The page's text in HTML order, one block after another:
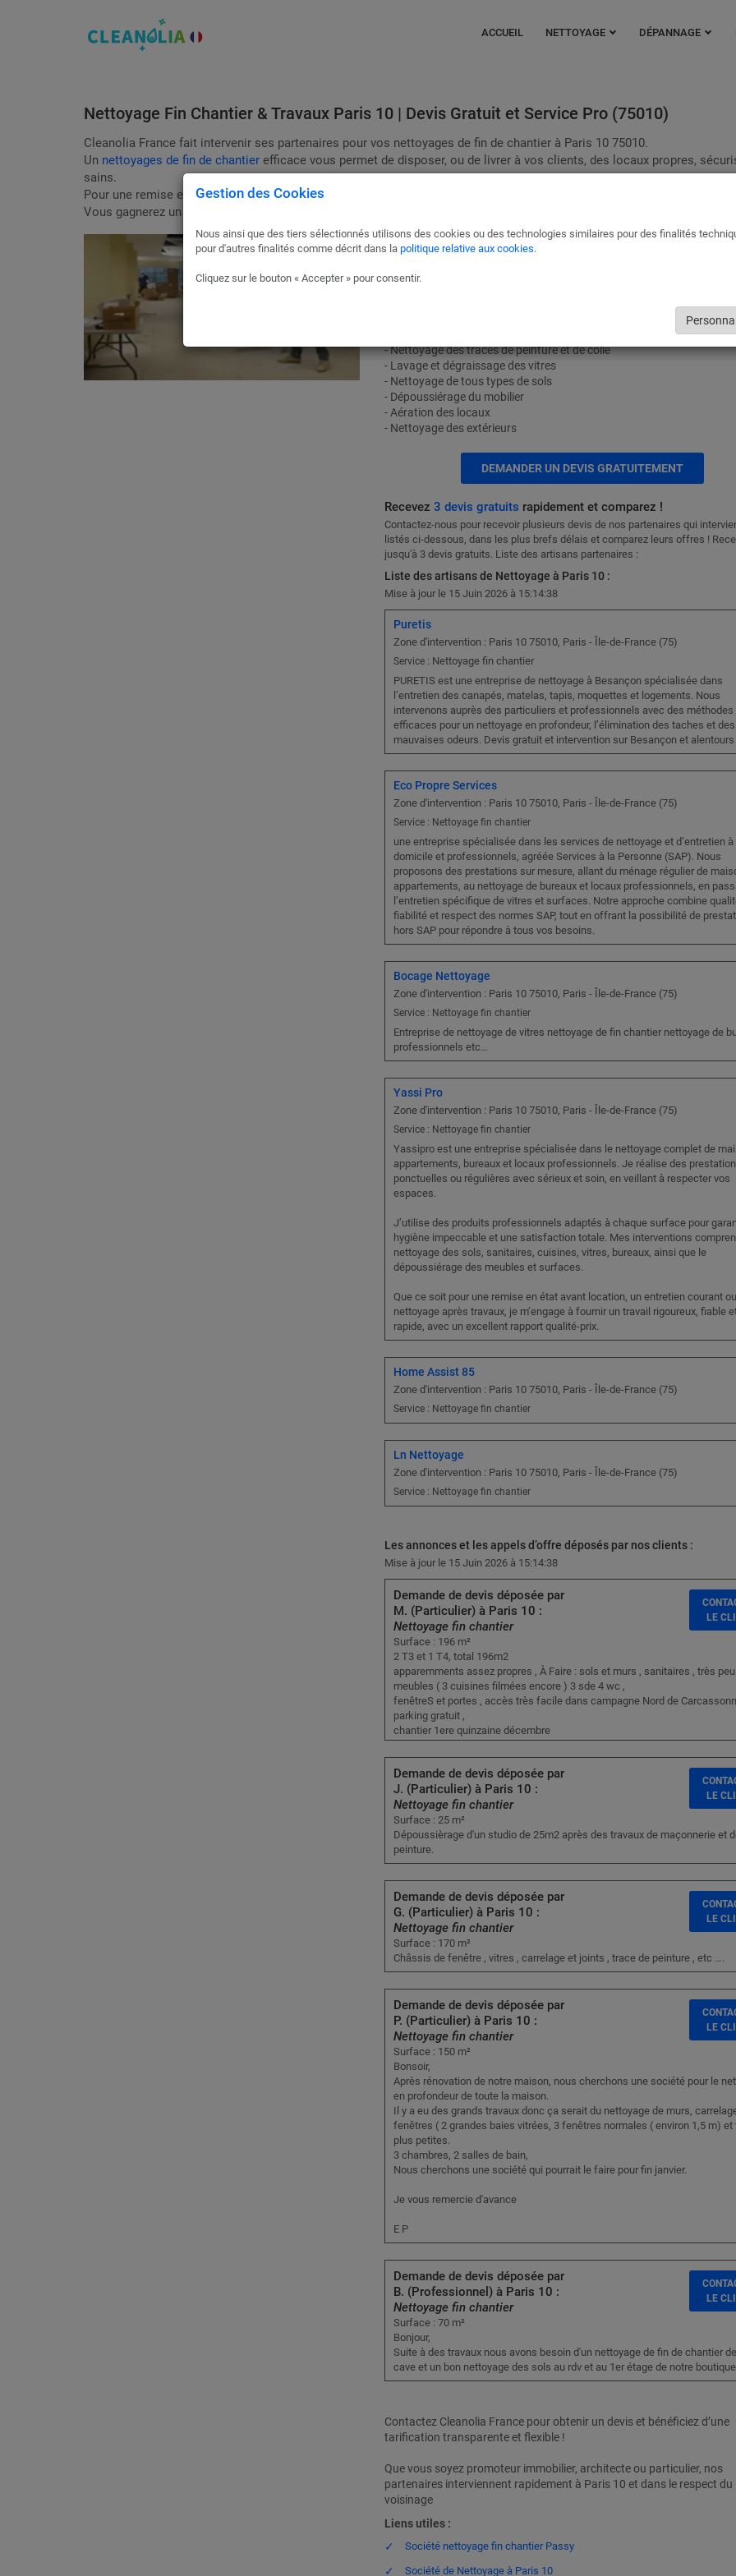
ACCUEIL NETTOYAGE DÉPANNAGE
Nettoyage Fin Chantier & Travaux Paris 10 | Devis Gratuit et Service Pro (75010)
Cleanolia France fait intervenir ses partenaires pour vos nettoyages de fin de chantier à Paris 10 75010.
Un nettoyages de fin de chantier efficace vous permet de disposer, ou de livrer à vos clients, des locaux propres,
sains.
Pour une remise en état efficace, passez par Cleanolia France !
Vous gagnerez un temps considérable et éviterez les erreurs qui pourraient être dommageables à votre bien.
Les prestations de nos partenaires à Paris 10 incluent
- Evacuation des résidus (sciures de bois, le bris de plâtre, gravats…)
- Nettoyage des traces de peinture et de colle
- Lavage et dégraissage des vitres
- Nettoyage de tous types de sols
- Dépoussiérage du mobilier
- Aération des locaux
- Nettoyage des extérieurs
DEMANDER UN DEVIS GRATUITEMENT
Recevez 3 devis gratuits rapidement et comparez !
Contactez-nous pour recevoir plusieurs devis de nos partenaires qui
listés ci-dessous, dans les plus brefs délais et comparez leurs offres !
jusqu'à 3 devis gratuits. Liste des artisans partenaires :
Liste des artisans de Nettoyage à Paris 10 :
Mise à jour le 15 Juin 2026 à 15:14:38
Puretis
Zone d'intervention : Paris 10 75010, Paris - Île-de-France (75)
Service : Nettoyage fin chantier
PURETIS est une entreprise de nettoyage à Besançon spécialisée dans
l’entretien des canapés, matelas, tapis, moquettes et logements. Nous
intervenons auprès des particuliers et professionnels avec des méthodes
efficaces pour un nettoyage en profondeur, l’élimination des taches et des
mauvaises odeurs. Devis gratuit et intervention sur Besançon et alentours
Eco Propre Services
Zone d'intervention : Paris 10 75010, Paris - Île-de-France (75)
Service : Nettoyage fin chantier
une entreprise spécialisée dans les services de nettoyage et d’entretien à
domicile et professionnels, agréée Services à la Personne (SAP). Nous
proposons des prestations sur mesure, allant du ménage régulier de
appartements, au nettoyage de bureaux et locaux professionnels, en
l’entretien spécifique de vitres et surfaces. Notre approche combine
fiabilité et respect des normes SAP, tout en offrant la possibilité de
hors SAP pour répondre à tous vos besoins.
Bocage Nettoyage
Zone d'intervention : Paris 10 75010, Paris - Île-de-France (75)
Service : Nettoyage fin chantier
Entreprise de nettoyage de vitres nettoyage de fin chantier nettoyage de
professionnels etc…
Yassi Pro
Zone d'intervention : Paris 10 75010, Paris - Île-de-France (75)
Service : Nettoyage fin chantier
Yassipro est une entreprise spécialisée dans le nettoyage complet de
appartements, bureaux et locaux professionnels. Je réalise des
ponctuelles ou régulières avec sérieux et soin, en veillant à respecter vos
espaces.
J’utilise des produits professionnels adaptés à chaque surface pour
hygiène impeccable et une satisfaction totale. Mes interventions
nettoyage des sols, sanitaires, cuisines, vitres, bureaux, ainsi que le
dépoussiérage des meubles et surfaces.
Que ce soit pour une remise en état avant location, un entretien courant
nettoyage après travaux, je m’engage à fournir un travail rigoureux, fiable
rapide, avec un excellent rapport qualité-prix.
Home Assist 85
Zone d'intervention : Paris 10 75010, Paris - Île-de-France (75)
Service : Nettoyage fin chantier
Ln Nettoyage
Zone d'intervention : Paris 10 75010, Paris - Île-de-France (75)
Service : Nettoyage fin chantier
Les annonces et les appels d’offre déposés par nos clients :
Mise à jour le 15 Juin 2026 à 15:14:38
Demande de devis déposée par
M. (Particulier) à Paris 10 :
Nettoyage fin chantier
Surface : 196 m²
2 T3 et 1 T4, total 196m2
apparemments assez propres , À Faire : sols et murs , sanitaires , très
meubles ( 3 cuisines filmées encore ) 3 sde 4 wc ,
fenêtreS et portes , accès très facile dans campagne Nord de
parking gratuit ,
chantier 1ere quinzaine décembre
LE
Demande de devis déposée par
J. (Particulier) à Paris 10 :
Nettoyage fin chantier
Surface : 25 m²
Dépoussièrage d'un studio de 25m2 après des travaux de maçonnerie et
peinture.
LE
Demande de devis déposée par
G. (Particulier) à Paris 10 :
Nettoyage fin chantier
Surface : 170 m²
Châssis de fenêtre , vitres , carrelage et joints , trace de peinture , etc ….
LE
Demande de devis déposée par
P. (Particulier) à Paris 10 :
Nettoyage fin chantier
Surface : 150 m²
Bonsoir,
Après rénovation de notre maison, nous cherchons une société pour le
en profondeur de toute la maison.
Il y a eu des grands travaux donc ça serait du nettoyage de murs,
fenêtres ( 2 grandes baies vitrées, 3 fenêtres normales ( environ 1,5 m) et
plus petites.
3 chambres, 2 salles de bain,
Nous cherchons une société qui pourrait le faire pour fin janvier.
Je vous remercie d'avance
E P
LE
Demande de devis déposée par
B. (Professionnel) à Paris 10 :
Nettoyage fin chantier
Surface : 70 m²
Bonjour,
Suite à des travaux nous avons besoin d'un nettoyage de fin de chantier
cave et un bon nettoyage des sols au rdv et au 1er étage de notre
LE
Contactez Cleanolia France pour obtenir un devis et bénéficiez d’une
tarification transparente et flexible !
Que vous soyez promoteur immobilier, architecte ou particulier, nos
partenaires interviennent rapidement à Paris 10 et dans le respect du
voisinage
Liens utiles :
Société nettoyage fin chantier Passy
Société de Nettoyage à Paris 10
Gestion des Cookies
Nous ainsi que des tiers sélectionnés utilisons des cookies ou des technologies similaires pour des finalités
pour d'autres finalités comme décrit dans la politique relative aux cookies.
Cliquez sur le bouton « Accepter » pour consentir.